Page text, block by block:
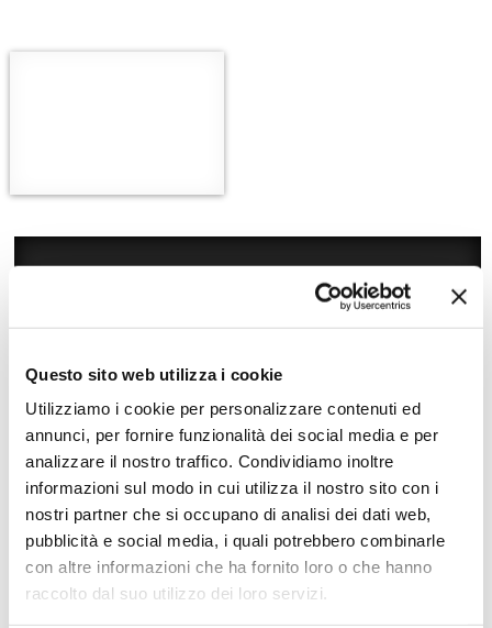
Questo sito web utilizza i cookie
Utilizziamo i cookie per personalizzare contenuti ed
annunci, per fornire funzionalità dei social media e per
analizzare il nostro traffico. Condividiamo inoltre
informazioni sul modo in cui utilizza il nostro sito con i
nostri partner che si occupano di analisi dei dati web,
pubblicità e social media, i quali potrebbero combinarle
con altre informazioni che ha fornito loro o che hanno
raccolto dal suo utilizzo dei loro servizi.
Offerte